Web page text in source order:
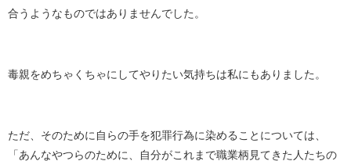
合うようなものではありませんでした。
毒親をめちゃくちゃにしてやりたい気持ちは私にもありました。
ただ、そのために自らの手を犯罪行為に染めることについては、
「あんなやつらのために、自分がこれまで職業柄見てきた人たちの